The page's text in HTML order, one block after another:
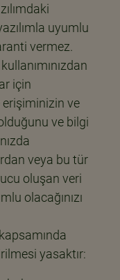
uyumlu
vermez.
için
erişiminizin ve
ve bilgi
veya bu tür
oluşan veri
olacağınızı
yasaktır: